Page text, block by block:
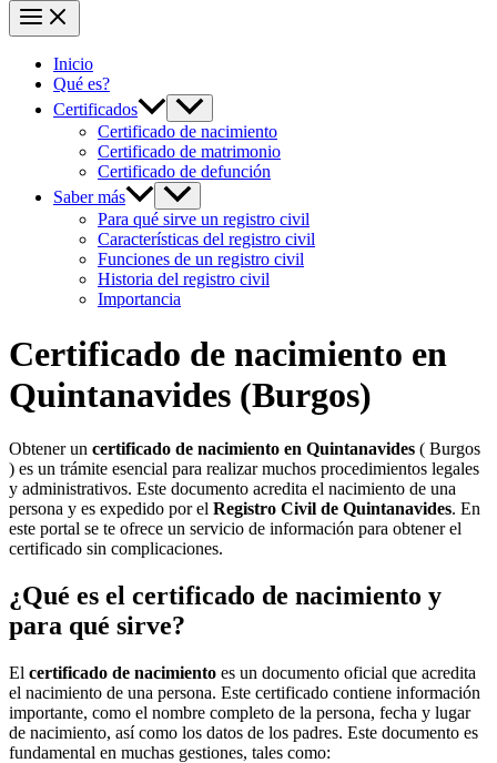
Inicio
Qué es?
Certificados
Certificado de nacimiento
Certificado de matrimonio
Certificado de defunción
Saber más
Para qué sirve un registro civil
Características del registro civil
Funciones de un registro civil
Historia del registro civil
Importancia
Certificado de nacimiento en
Quintanavides (Burgos)
Obtener un certificado de nacimiento en Quintanavides ( Burgos
) es un trámite esencial para realizar muchos procedimientos legales
y administrativos. Este documento acredita el nacimiento de una
persona y es expedido por el Registro Civil de Quintanavides. En
este portal se te ofrece un servicio de información para obtener el
certificado sin complicaciones.
¿Qué es el certificado de nacimiento y
para qué sirve?
El certificado de nacimiento es un documento oficial que acredita
el nacimiento de una persona. Este certificado contiene información
importante, como el nombre completo de la persona, fecha y lugar
de nacimiento, así como los datos de los padres. Este documento es
fundamental en muchas gestiones, tales como: